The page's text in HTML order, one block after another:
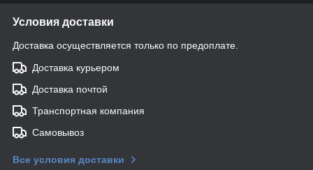
Условия доставки
Доставка осуществляется только по предоплате.
Доставка курьером
Доставка почтой
Транспортная компания
Самовывоз
Все условия доставки